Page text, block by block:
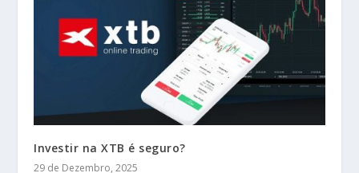
Investir na XTB é seguro?
29 de Dezembro, 2025